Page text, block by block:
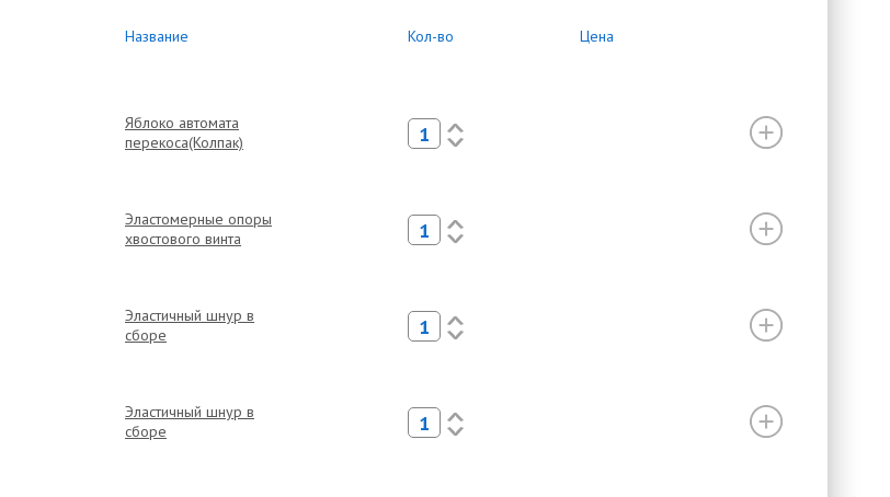
Название Кол-во Цена
Яблоко автомата
перекоса(Колпак)
<
>
Эластомерные опоры
хвостового винта
<
>
Эластичный шнур в
сборе
<
>
Эластичный шнур в
сборе
<
>